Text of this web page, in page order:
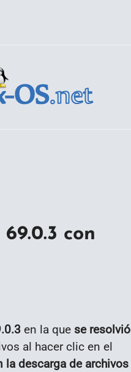
con
en la que se resolvió
al hacer clic en el
descarga de archivos